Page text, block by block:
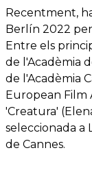
Recentment,
Berlín 2022 per
Entre els
de l'Acadèmia
de l'Acadèmia
European Film
'Creatura'
seleccionada a
de Cannes.